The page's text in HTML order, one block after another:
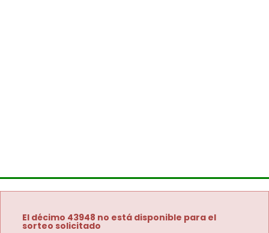
El décimo 43948 no está disponible para el
sorteo solicitado